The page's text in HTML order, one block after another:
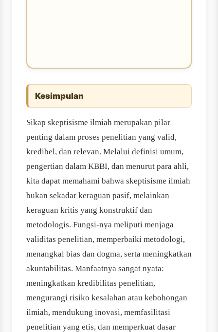
Kesimpulan
Sikap skeptisisme ilmiah merupakan pilar
penting dalam proses penelitian yang valid,
kredibel, dan relevan. Melalui definisi umum,
pengertian dalam KBBI, dan menurut para ahli,
kita dapat memahami bahwa skeptisisme ilmiah
bukan sekadar keraguan pasif, melainkan
keraguan kritis yang konstruktif dan
metodologis. Fungsi-nya meliputi menjaga
validitas penelitian, memperbaiki metodologi,
menangkal bias dan dogma, serta meningkatkan
akuntabilitas. Manfaatnya sangat nyata:
meningkatkan kredibilitas penelitian,
mengurangi risiko kesalahan atau kebohongan
ilmiah, mendukung inovasi, memfasilitasi
penelitian yang etis, dan memperkuat dasar